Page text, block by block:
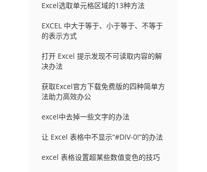
Excel选取单元格区域的13种方法
EXCEL 中大于等于、小于等于、不等于
的表示方式
打开 Excel 提示发现不可读取内容的解
决办法
获取Excel官方下载免费版的四种简单方
法助力高效办公
excel中去掉一些文字的办法
让 Excel 表格中不显示“#DIV-0!”的办法
excel 表格设置超某些数值变色的技巧